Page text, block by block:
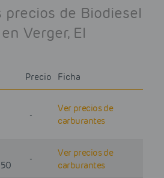
precios de Biodiesel
Verger, El
Precio Ficha
-
Ver precios de
carburantes
50
-
Ver precios de
carburantes